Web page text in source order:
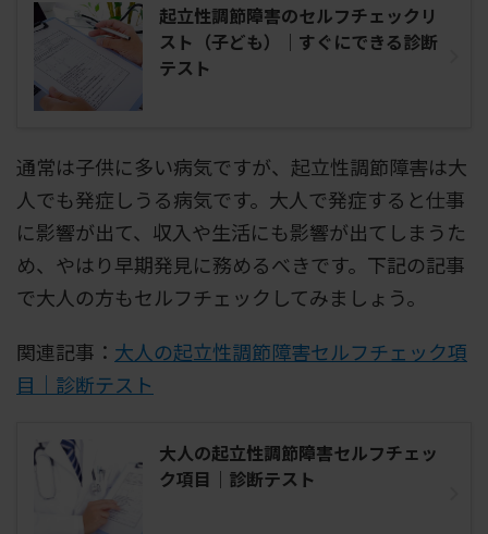
起立性調節障害のセルフチェックリ
スト（子ども）｜すぐにできる診断
テスト
通常は子供に多い病気ですが、起立性調節障害は大
人でも発症しうる病気です。大人で発症すると仕事
に影響が出て、収入や生活にも影響が出てしまうた
め、やはり早期発見に務めるべきです。下記の記事
で大人の方もセルフチェックしてみましょう。
関連記事： 大人の起立性調節障害セルフチェック項
目｜診断テスト
大人の起立性調節障害セルフチェッ
ク項目｜診断テスト